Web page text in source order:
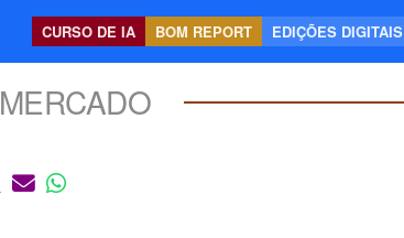
CURSO DE IA BOM REPORT EDIÇÕES DIGITAIS
MERCADO